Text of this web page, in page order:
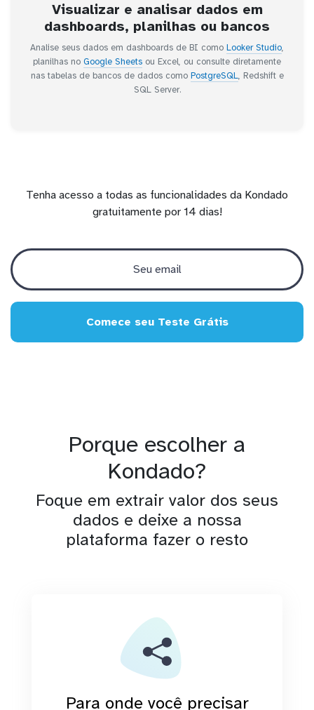
Visualizar e analisar dados em
dashboards, planilhas ou bancos
Analise seus dados em dashboards de BI como Looker Studio,
planilhas no Google Sheets ou Excel, ou consulte diretamente
nas tabelas de bancos de dados como PostgreSQL, Redshift e
SQL Server.
Tenha acesso a todas as funcionalidades da Kondado
gratuitamente por 14 dias!
Comece seu Teste Grátis
Porque escolher a
Kondado?
Foque em extrair valor dos seus
dados e deixe a nossa
plataforma fazer o resto
Para onde você precisar